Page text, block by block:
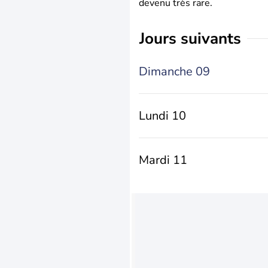
devenu très rare.
jours suivants
Dimanche 09
Lundi 10
Mardi 11